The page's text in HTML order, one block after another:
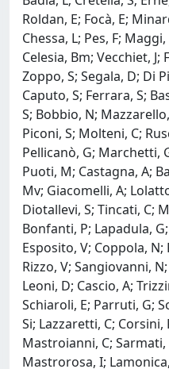
Roldan, E; Focà, E;
Chessa, L; Pes, F;
Celesia, Bm; Vecchiet, J;
Zoppo, S; Segala, D; Di
Caputo, S; Ferrara, S;
S; Bobbio, N;
Piconi, S; Molteni, C;
Pellicanò, G; Marchetti,
Puoti, M; Castagna, A;
Mv; Giacomelli, A;
Diotallevi, S; Tincati, C;
Bonfanti, P; Lapadula,
Esposito, V; Coppola, N;
Rizzo, V; Sangiovanni,
Leoni, D; Cascio, A;
Schiaroli, E; Parruti, G;
Si; Lazzaretti, C; Corsini,
Mastroianni, C; Sarmati,
Mastrorosa, I;